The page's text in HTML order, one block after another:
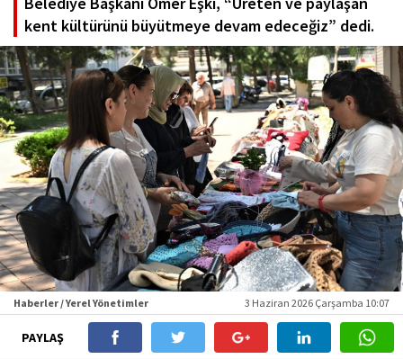
kent kültürünü büyütmeye devam edeceğiz” dedi.
Haberler / Yerel Yönetimler 3 Haziran 2026 Çarşamba 10:07
PAYLAŞ